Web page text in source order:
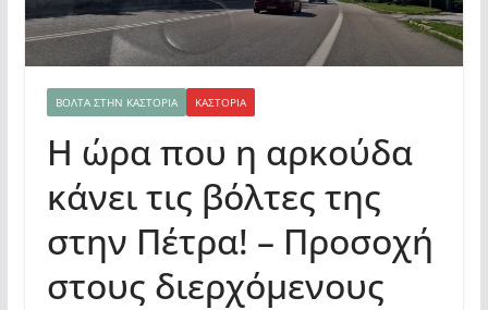
ΒΌΛΤΑ ΣΤΗΝ ΚΑΣΤΟΡΙΆ ΚΑΣΤΟΡΙΆ
Η ώρα που η αρκούδα
κάνει τις βόλτες της
στην Πέτρα! – Προσοχή
στους διερχόμενους